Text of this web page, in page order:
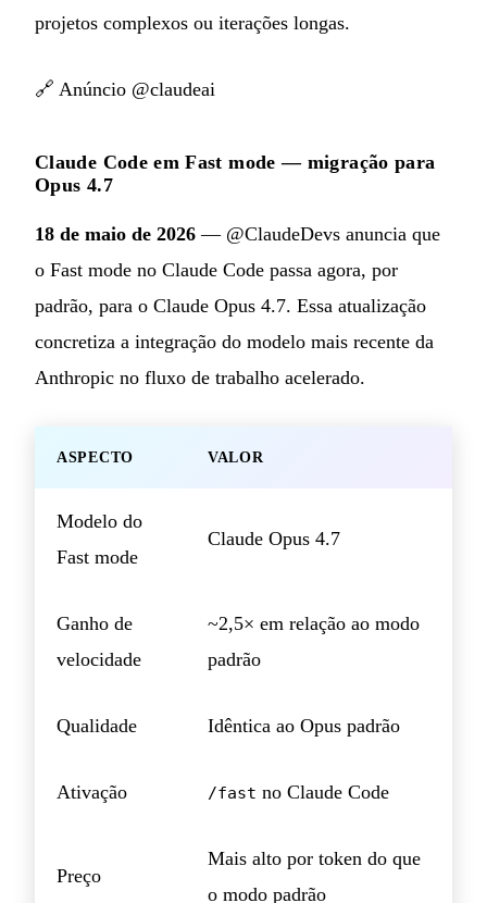
projetos complexos ou iterações longas.
🔗 Anúncio @claudeai
Claude Code em Fast mode — migração para
Opus 4.7
18 de maio de 2026 — @ClaudeDevs anuncia que
o Fast mode no Claude Code passa agora, por
padrão, para o Claude Opus 4.7. Essa atualização
concretiza a integração do modelo mais recente da
Anthropic no fluxo de trabalho acelerado.
ASPECTO VALOR
Modelo do
Fast mode
Claude Opus 4.7
Ganho de
velocidade
~2,5× em relação ao modo
padrão
Qualidade Idêntica ao Opus padrão
Ativação /fast no Claude Code
Preço
Mais alto por token do que
o modo padrão